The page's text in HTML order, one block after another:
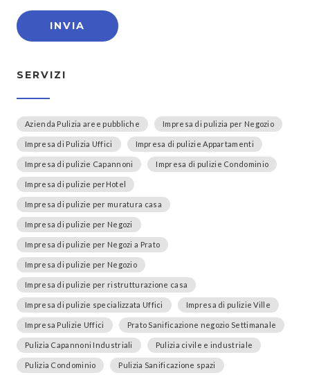
SERVIZI
Azienda Pulizia aree pubbliche Impresa di pulizia per Negozio
Impresa di Pulizia Uffici Impresa di pulizie Appartamenti
Impresa di pulizie Capannoni Impresa di pulizie Condominio
Impresa di pulizie perHotel
Impresa di pulizie per muratura casa
Impresa di pulizie per Negozi
Impresa di pulizie per Negozi a Prato
Impresa di pulizie per Negozio
Impresa di pulizie per ristrutturazione casa
Impresa di pulizie specializzata Uffici Impresa di pulizie Ville
Impresa Pulizie Uffici Prato Sanificazione negozio Settimanale
Pulizia Capannoni Industriali Pulizia civile e industriale
Pulizia Condominio Pulizia Sanificazione spazi